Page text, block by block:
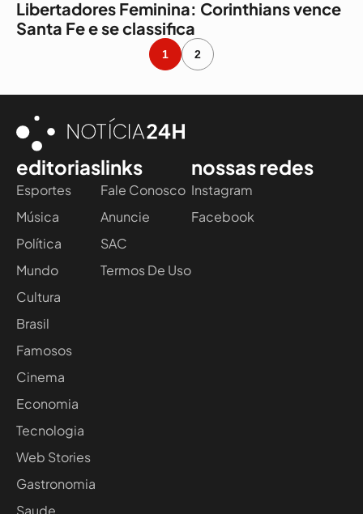
Libertadores Feminina: Corinthians vence
Santa Fe e se classifica
1 2
editorias
Esportes
Música
Política
Mundo
Cultura
Brasil
Famosos
Cinema
Economia
Tecnologia
Web Stories
Gastronomia
Saude
links
Fale Conosco
Anuncie
SAC
Termos De Uso
nossas redes
Instagram
Facebook